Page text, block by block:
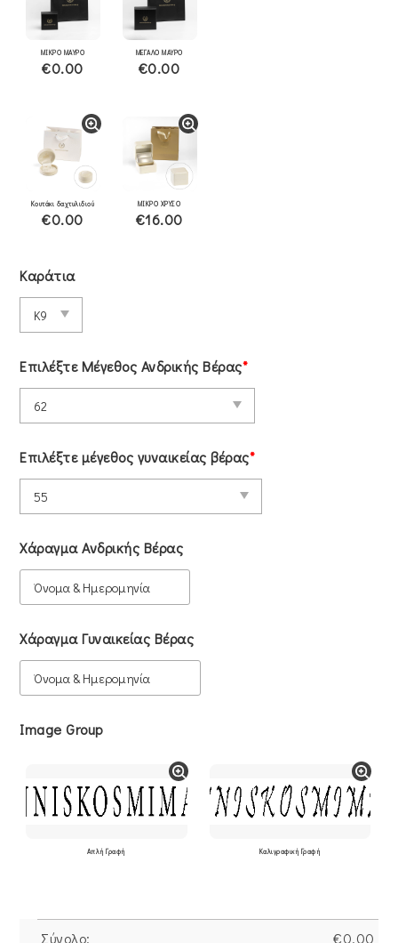
ΜΙΚΡΟ ΜΑΥΡΟ
€0.00
ΜΕΓΑΛΟ ΜΑΥΡΟ
€0.00
Κουτάκι δαχτυλιδιού
€0.00
ΜΙΚΡΟ ΧΡΥΣΟ
€16.00
Καράτια
Επιλέξτε Μέγεθος Ανδρικής Βέρας*
Επιλέξτε μέγεθος γυναικείας βέρας*
Χάραγμα Ανδρικής Βέρας
Χάραγμα Γυναικείας Βέρας
Image Group
Απλή Γραφή Καλιγραφική Γραφή
Σύνολο: €0.00